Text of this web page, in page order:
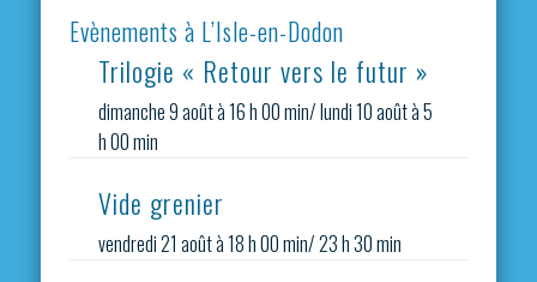
Evènements à L’Isle-en-Dodon
Trilogie « Retour vers le futur »
dimanche 9 août à 16 h 00 min/lundi 10 août à 5
h 00 min
Vide grenier
vendredi 21 août à 18 h 00 min/23 h 30 min